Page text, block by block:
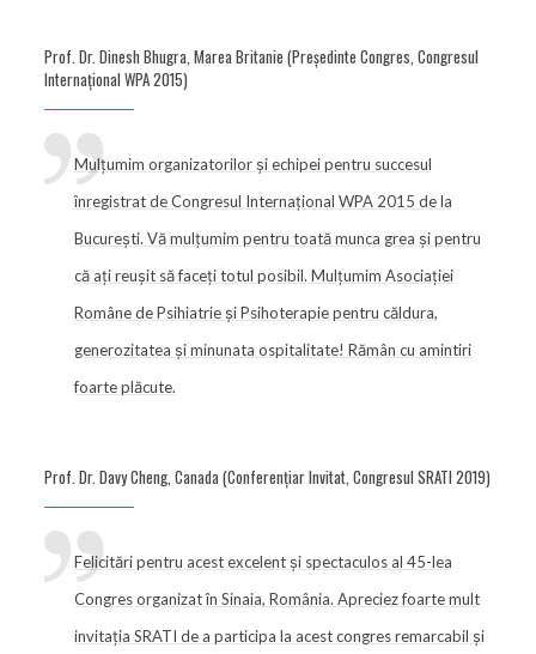
Prof. Dr. Dinesh Bhugra, Marea Britanie (Președinte Congres, Congresul
Internațional WPA 2015)
Mulțumim organizatorilor și echipei pentru succesul
înregistrat de Congresul Internațional WPA 2015 de la
București. Vă mulțumim pentru toată munca grea și pentru
că ați reușit să faceți totul posibil. Mulțumim Asociației
Române de Psihiatrie și Psihoterapie pentru căldura,
generozitatea și minunata ospitalitate! Rămân cu amintiri
foarte plăcute.
Prof. Dr. Davy Cheng, Canada (Conferențiar Invitat, Congresul SRATI 2019)
Felicitări pentru acest excelent și spectaculos al 45-lea
Congres organizat în Sinaia, România. Apreciez foarte mult
invitația SRATI de a participa la acest congres remarcabil și